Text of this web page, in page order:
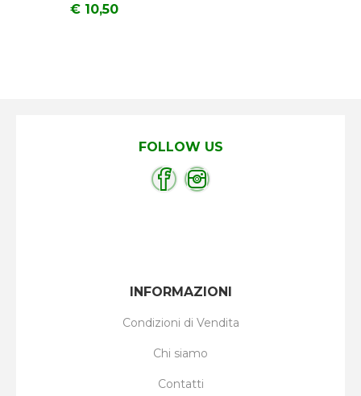
€ 10,50
FOLLOW US
INFORMAZIONI
Condizioni di Vendita
Chi siamo
Contatti